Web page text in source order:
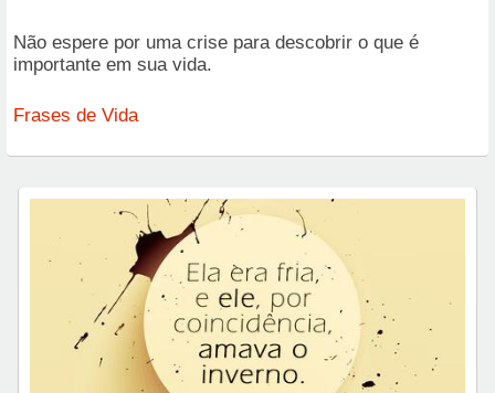
Não espere por uma crise para descobrir o que é
importante em sua vida.
Frases de Vida